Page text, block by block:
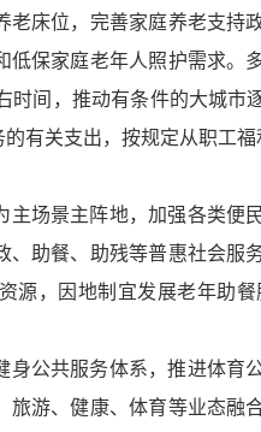
床位，完善家庭养老支
保家庭老年人照护需求
间，推动有条件的大城
有关支出，按规定从职工
主场景主阵地，加强各类
助餐、助残等普惠社会
源，因地制宜发展老年助
身公共服务体系，推进体
游、健康、体育等业态